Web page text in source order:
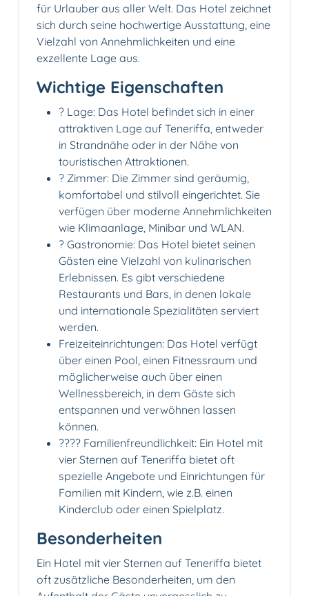
für Urlauber aus aller Welt. Das Hotel zeichnet
sich durch seine hochwertige Ausstattung, eine
Vielzahl von Annehmlichkeiten und eine
exzellente Lage aus.
Wichtige Eigenschaften
? Lage: Das Hotel befindet sich in einer
attraktiven Lage auf Teneriffa, entweder
in Strandnähe oder in der Nähe von
touristischen Attraktionen.
?️ Zimmer: Die Zimmer sind geräumig,
komfortabel und stilvoll eingerichtet. Sie
verfügen über moderne Annehmlichkeiten
wie Klimaanlage, Minibar und WLAN.
?️ Gastronomie: Das Hotel bietet seinen
Gästen eine Vielzahl von kulinarischen
Erlebnissen. Es gibt verschiedene
Restaurants und Bars, in denen lokale
und internationale Spezialitäten serviert
werden.
Freizeiteinrichtungen: Das Hotel verfügt
über einen Pool, einen Fitnessraum und
möglicherweise auch über einen
Wellnessbereich, in dem Gäste sich
entspannen und verwöhnen lassen
können.
?‍?‍?‍? Familienfreundlichkeit: Ein Hotel mit
vier Sternen auf Teneriffa bietet oft
spezielle Angebote und Einrichtungen für
Familien mit Kindern, wie z.B. einen
Kinderclub oder einen Spielplatz.
Besonderheiten
Ein Hotel mit vier Sternen auf Teneriffa bietet
oft zusätzliche Besonderheiten, um den